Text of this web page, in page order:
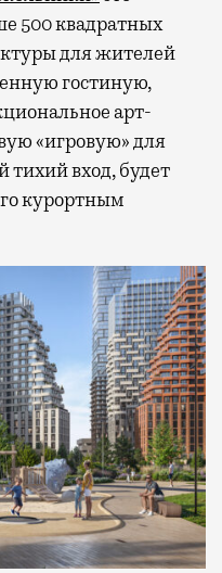
500 квадратных
для жителей
гостиную,
арт-
«игровую» для
тихий вход, будет
курортным